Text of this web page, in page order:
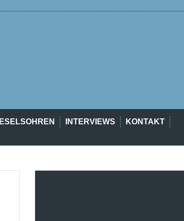
ESELSOHREN INTERVIEWS
KONTAKT